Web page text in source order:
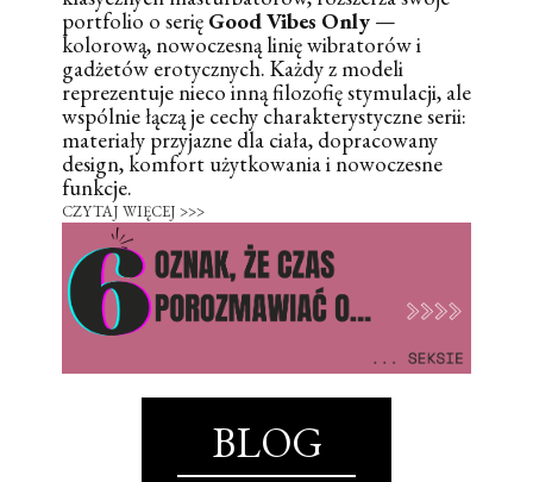
portfolio o serię Good Vibes Only —
kolorową, nowoczesną linię wibratorów i
gadżetów erotycznych. Każdy z modeli
reprezentuje nieco inną filozofię stymulacji, ale
wspólnie łączą je cechy charakterystyczne serii:
materiały przyjazne dla ciała, dopracowany
design, komfort użytkowania i nowoczesne
funkcje.
CZYTAJ WIĘCEJ >>>
BLOG